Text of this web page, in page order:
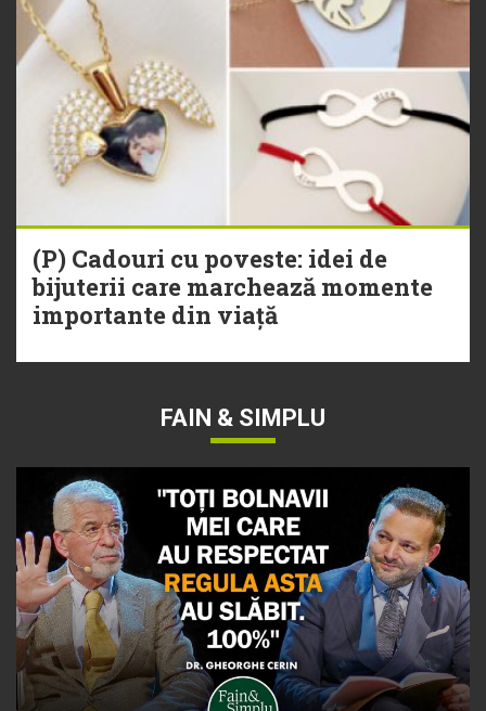
(P) Cadouri cu poveste: idei de
bijuterii care marchează momente
importante din viață
FAIN & SIMPLU